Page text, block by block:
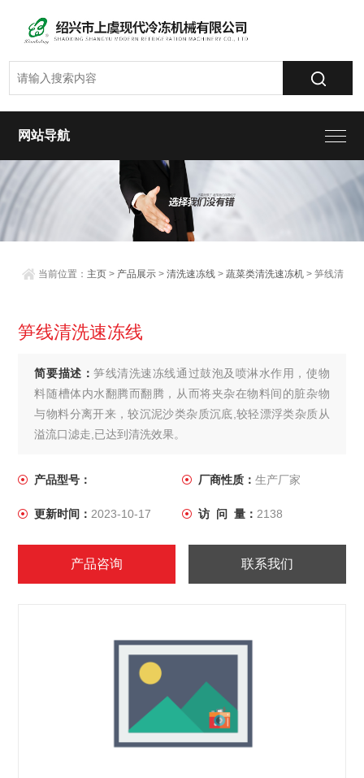
网站导航
当前位置： 主页 > 产品展示 >清洗速冻线 >蔬菜类清洗速冻机 > 笋线清
笋线清洗速冻线
简要描述：笋线清洗速冻线通过鼓泡及喷淋水作用，使物
料随槽体内水翻腾而翻腾，从而将夹杂在物料间的脏杂物
与物料分离开来，较沉泥沙类杂质沉底,较轻漂浮类杂质从
溢流口滤走,已达到清洗效果。
产品型号： 厂商性质： 生产厂家
更新时间： 2023-10-17 访 问 量： 2138
产品咨询 联系我们